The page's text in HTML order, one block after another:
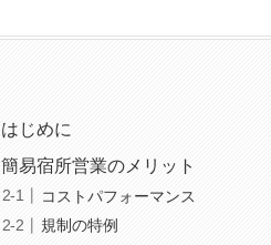
はじめに
簡易宿所営業のメリット
コストパフォーマンス
規制の特例